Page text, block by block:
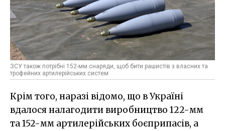
ЗСУ також потрібні 152-мм снаряди, щоб бити рашистів з власних та
трофейних артилерійських систем
Крім того, наразі відомо, що в Україні
вдалося налагодити виробництво 122-мм
та 152-мм артилерійських боєприпасів, а